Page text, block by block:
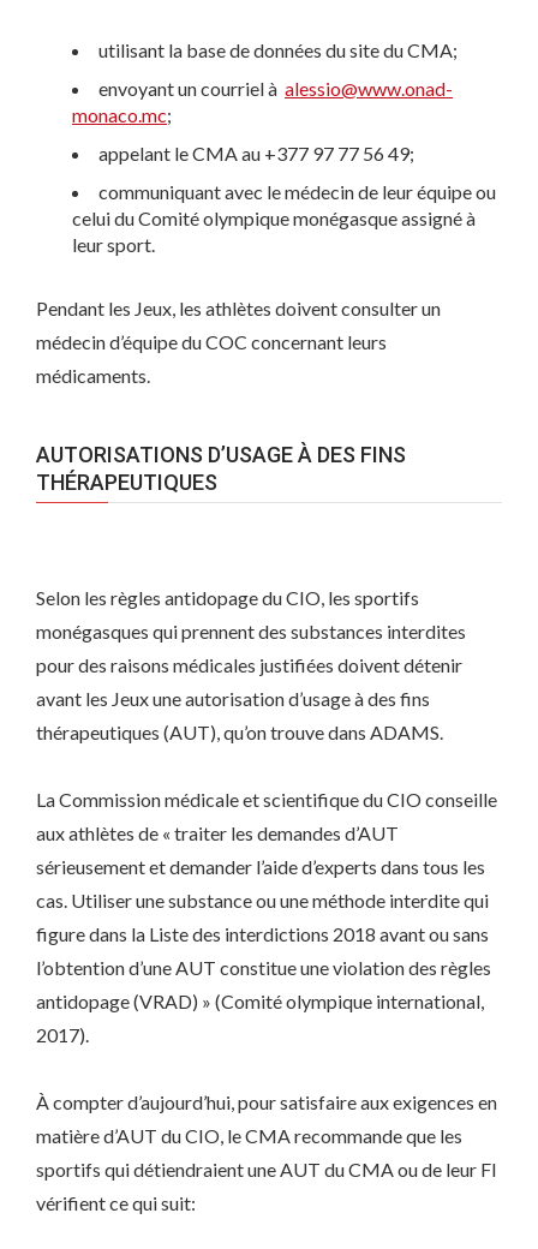
utilisant la base de données du site du CMA;
envoyant un courriel à alessio@www.onad-
monaco.mc;
appelant le CMA au +377 97 77 56 49;
communiquant avec le médecin de leur équipe ou
celui du Comité olympique monégasque assigné à
leur sport.
Pendant les Jeux, les athlètes doivent consulter un
médecin d’équipe du COC concernant leurs
médicaments.
AUTORISATIONS D’USAGE À DES FINS
THÉRAPEUTIQUES
Selon les règles antidopage du CIO, les sportifs
monégasques qui prennent des substances interdites
pour des raisons médicales justifiées doivent détenir
avant les Jeux une autorisation d’usage à des fins
thérapeutiques (AUT), qu’on trouve dans ADAMS.
La Commission médicale et scientifique du CIO conseille
aux athlètes de « traiter les demandes d’AUT
sérieusement et demander l’aide d’experts dans tous les
cas. Utiliser une substance ou une méthode interdite qui
figure dans la Liste des interdictions 2018 avant ou sans
l’obtention d’une AUT constitue une violation des règles
antidopage (VRAD) » (Comité olympique international,
2017).
À compter d’aujourd’hui, pour satisfaire aux exigences en
matière d’AUT du CIO, le CMA recommande que les
sportifs qui détiendraient une AUT du CMA ou de leur FI
vérifient ce qui suit: